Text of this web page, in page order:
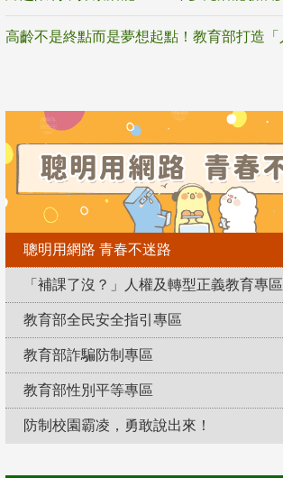
聰明用網路 青春不迷路
「補課了沒？」人權及轉型正義教育專區
教育部全民安全指引專區
教育部詐騙防制專區
教育部性別平等專區
防制校園霸凌，勇敢說出來！